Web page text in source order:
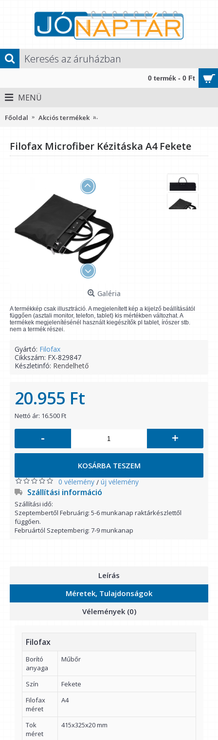
0 termék - 0 Ft
MENÜ
Főoldal Akciós termékek
Filofax Microfiber Kézitáska A4 Fekete
Galéria
A termékkép csak illusztráció. A megjelenített kép a kijelző beállításától
függően (asztali monitor, telefon, tablet) kis mértékben változhat. A
termékek megjelenítésénél használt kiegészítők pl tablet, írószer stb.
nem a termék részei.
Gyártó: Filofax
Cikkszám: FX-829847
Készletinfó: Rendelhető
20.955 Ft
Nettó ár: 16.500 Ft
- +
KOSÁRBA TESZEM
0 vélemény / új vélemény
Szállítási információ
Szállítási idő:
Szeptembertől Februárig: 5-6 munkanap raktárkészlettől
függően.
Februártól Szeptemberig: 7-9 munkanap
Leírás
Méretek, Tulajdonságok
Vélemények (0)
Filofax
Borító
anyaga
Műbőr
Szín
Fekete
Filofax
méret
A4
Tok
méret
415x325x20 mm